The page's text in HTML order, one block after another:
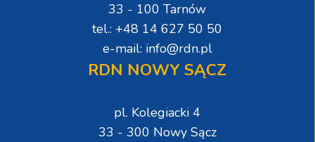
33 - 100 Tarnów
tel.: +48 14 627 50 50
e-mail: info@rdn.pl
RDN NOWY SĄCZ
pl. Kolegiacki 4
33 - 300 Nowy Sącz